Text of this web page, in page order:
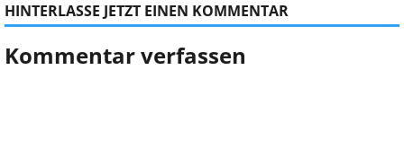
HINTERLASSE JETZT EINEN KOMMENTAR
Kommentar verfassen